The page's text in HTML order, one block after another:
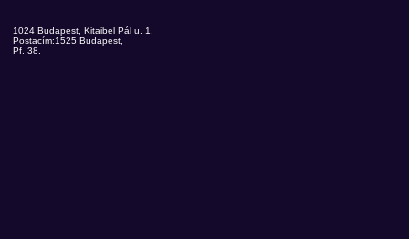
1024 Budapest, Kitaibel Pál u. 1.
Postacím:1525 Budapest,
Pf. 38.